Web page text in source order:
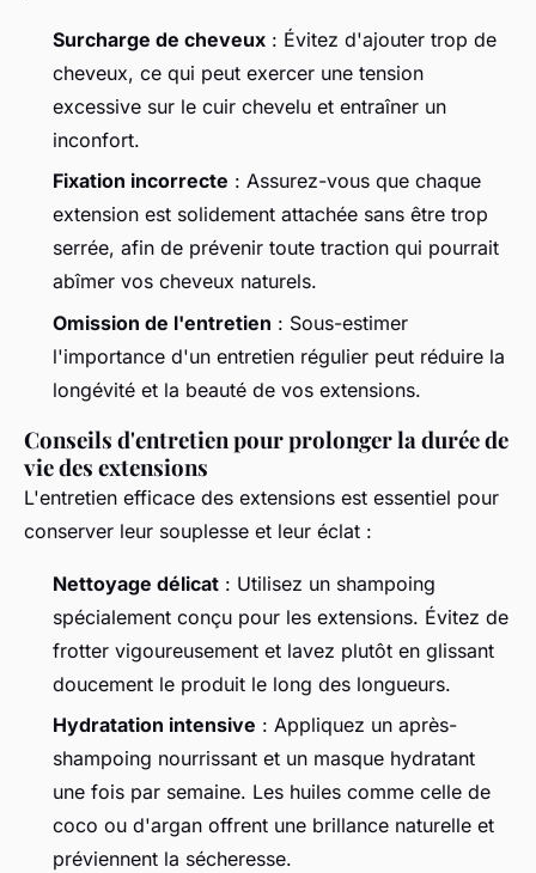
Surcharge de cheveux : Évitez d'ajouter trop de
cheveux, ce qui peut exercer une tension
excessive sur le cuir chevelu et entraîner un
inconfort.
Fixation incorrecte : Assurez-vous que chaque
extension est solidement attachée sans être trop
serrée, afin de prévenir toute traction qui pourrait
abîmer vos cheveux naturels.
Omission de l'entretien : Sous-estimer
l'importance d'un entretien régulier peut réduire la
longévité et la beauté de vos extensions.
Conseils d'entretien pour prolonger la durée de
vie des extensions
L'entretien efficace des extensions est essentiel pour
conserver leur souplesse et leur éclat :
Nettoyage délicat : Utilisez un shampoing
spécialement conçu pour les extensions. Évitez de
frotter vigoureusement et lavez plutôt en glissant
doucement le produit le long des longueurs.
Hydratation intensive : Appliquez un après-
shampoing nourrissant et un masque hydratant
une fois par semaine. Les huiles comme celle de
coco ou d'argan offrent une brillance naturelle et
préviennent la sécheresse.